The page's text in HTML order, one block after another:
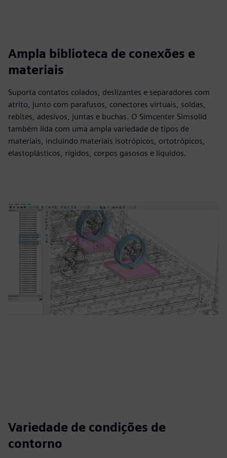
Ampla biblioteca de conexões e
materiais
Suporta contatos colados, deslizantes e separadores com
atrito, junto com parafusos, conectores virtuais, soldas,
rebites, adesivos, juntas e buchas. O Simcenter Simsolid
também lida com uma ampla variedade de tipos de
materiais, incluindo materiais isotrópicos, ortotrópicos,
elastoplásticos, rígidos, corpos gasosos e líquidos.
Variedade de condições de
contorno